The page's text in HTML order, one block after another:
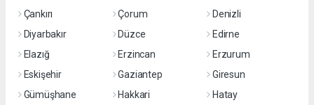
Çankırı
Çorum
Denizli
Diyarbakır
Düzce
Edirne
Elazığ
Erzincan
Erzurum
Eskişehir
Gaziantep
Giresun
Gümüşhane
Hakkari
Hatay